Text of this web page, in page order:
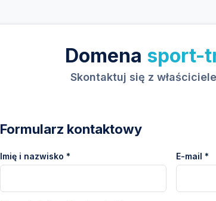
Domena sport-
Skontaktuj się z
Formularz kontaktowy
Imię i nazwisko * E-mail *